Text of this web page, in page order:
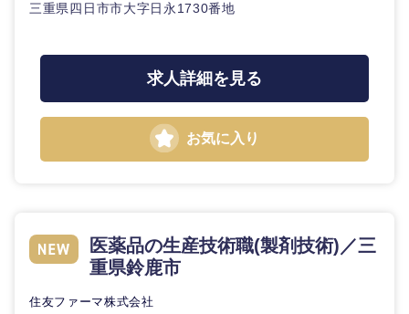
和歌山県
三重県四日市市大字日永1730番地
求人詳細を見る
お気に入り
医薬品の生産技術職(製剤技術)／三
重県鈴鹿市
住友ファーマ株式会社